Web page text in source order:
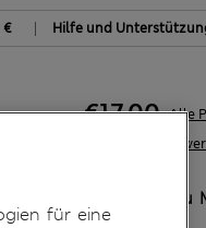
€ | Hilfe und
3
€17,00 Alle
Grau
für eine